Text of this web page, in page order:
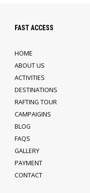
FAST ACCESS
HOME
ABOUT US
ACTIVITIES
DESTINATIONS
RAFTING TOUR
CAMPAIGINS
BLOG
FAQS
GALLERY
PAYMENT
CONTACT